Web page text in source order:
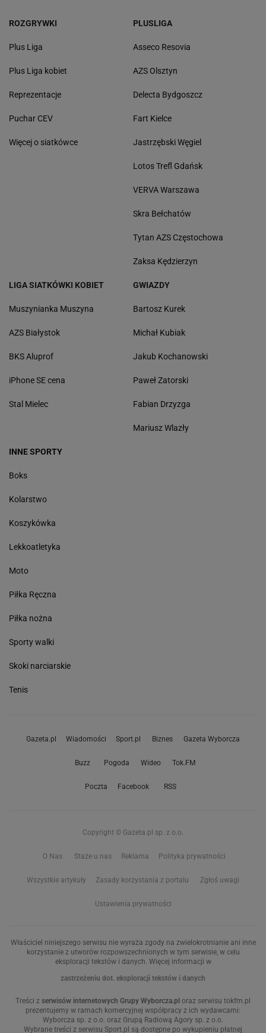
ROZGRYWKI
Plus Liga
Plus Liga kobiet
Reprezentacje
Puchar CEV
Więcej o siatkówce
PLUSLIGA
Asseco Resovia
AZS Olsztyn
Delecta Bydgoszcz
Fart Kielce
Jastrzębski Węgiel
Lotos Trefl Gdańsk
VERVA Warszawa
Skra Bełchatów
Tytan AZS Częstochowa
Zaksa Kędzierzyn
LIGA SIATKÓWKI KOBIET
Muszynianka Muszyna
AZS Białystok
BKS Aluprof
iPhone SE cena
Stal Mielec
GWIAZDY
Bartosz Kurek
Michał Kubiak
Jakub Kochanowski
Paweł Zatorski
Fabian Drzyzga
Mariusz Wlazły
INNE SPORTY
Boks
Kolarstwo
Koszykówka
Lekkoatletyka
Moto
Piłka Ręczna
Piłka nożna
Sporty walki
Skoki narciarskie
Tenis
Gazeta.pl Wiadomości Sport.pl Biznes Gazeta Wyborcza
Buzz Pogoda Wideo Tok.FM
Poczta Facebook RSS
Copyright © Gazeta.pl sp. z o.o.
O Nas Staże u nas Reklama Polityka prywatności
Wszystkie artykuły Zasady korzystania z portalu Zgłoś uwagi
Ustawienia prywatności
Właściciel niniejszego serwisu nie wyraża zgody na zwielokrotnianie ani inne
korzystanie z utworów rozpowszechnionych w tym serwisie, w celu
eksploracji tekstów i danych. Więcej informacji w
zastrzeżeniu dot. eksploracji tekstów i danych
Treści z serwisów internetowych Grupy Wyborcza.pl oraz serwisu tokfm.pl
prezentujemy w ramach komercyjnej współpracy z ich wydawcami:
Wyborcza sp. z o.o. oraz Grupą Radiową Agory sp. z o.o.
Wybrane treści z serwisu Sport.pl są dostępne po wykupieniu płatnej